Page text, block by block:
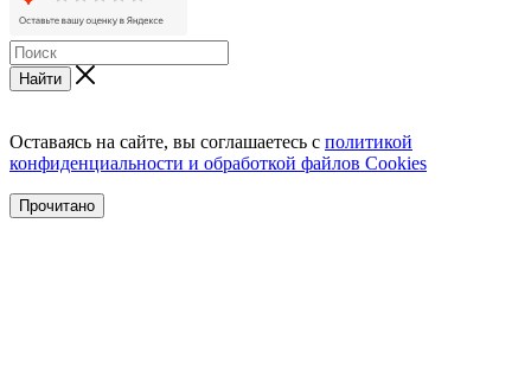
Найти
Оставаясь на сайте, вы соглашаетесь с политикой
конфиденциальности и обработкой файлов Cookies
Прочитано